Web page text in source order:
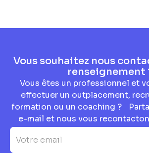
Vous souhaitez nous
renseignement
Vous êtes un professionnel et
effectuer un outplacement,
formation ou un coaching ?
e-mail et nous vous